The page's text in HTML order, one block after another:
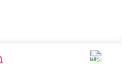
במבצע